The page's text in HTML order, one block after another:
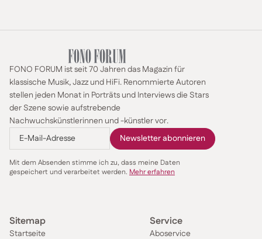
FONO FORUM ist seit 70 Jahren das Magazin für
klassische Musik, Jazz und HiFi. Renommierte Autoren
stellen jeden Monat in Porträts und Interviews die Stars
der Szene sowie aufstrebende
Nachwuchskünstlerinnen und -künstler vor.
Mit dem Absenden stimme ich zu, dass meine Daten
gespeichert und verarbeitet werden. Mehr erfahren
Sitemap
Startseite
Service
Aboservice